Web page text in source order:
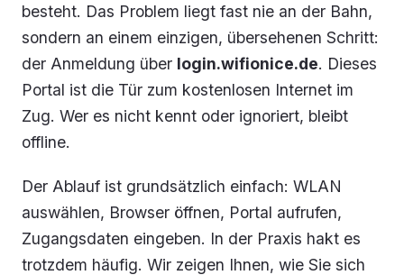
besteht. Das Problem liegt fast nie an der Bahn,
sondern an einem einzigen, übersehenen Schritt:
der Anmeldung über login.wifionice.de. Dieses
Portal ist die Tür zum kostenlosen Internet im
Zug. Wer es nicht kennt oder ignoriert, bleibt
offline.
Der Ablauf ist grundsätzlich einfach: WLAN
auswählen, Browser öffnen, Portal aufrufen,
Zugangsdaten eingeben. In der Praxis hakt es
trotzdem häufig. Wir zeigen Ihnen, wie Sie sich